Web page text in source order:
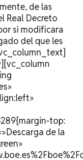
de las
Real Decreto
si modificara
del que les
top:
de la